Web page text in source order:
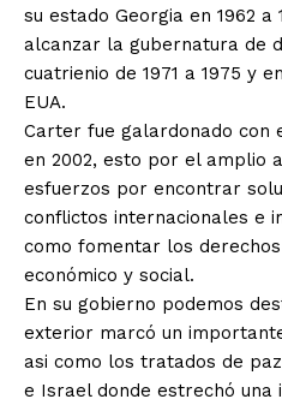
su estado Georgia en 1962 a
alcanzar la gubernatura de
cuatrienio de 1971 a 1975 y
EUA.
Carter fue galardonado con
en 2002, esto por el amplio
esfuerzos por encontrar
conflictos internacionales e
como fomentar los
económico y social.
En su gobierno podemos
exterior marcó un
asi como los tratados de
e Israel donde estrechó